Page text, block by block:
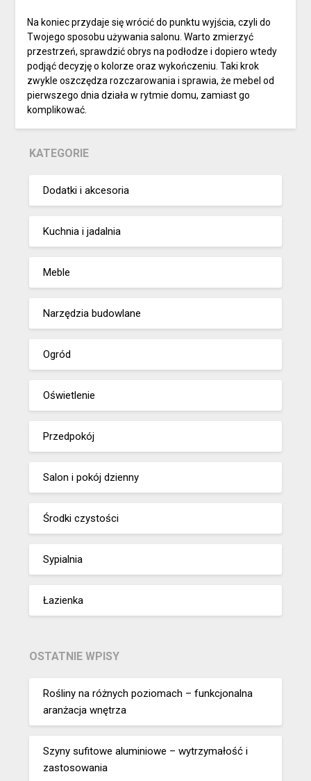
Na koniec przydaje się wrócić do punktu wyjścia, czyli do
Twojego sposobu używania salonu. Warto zmierzyć
przestrzeń, sprawdzić obrys na podłodze i dopiero wtedy
podjąć decyzję o kolorze oraz wykończeniu. Taki krok
zwykle oszczędza rozczarowania i sprawia, że mebel od
pierwszego dnia działa w rytmie domu, zamiast go
komplikować.
KATEGORIE
Dodatki i akcesoria
Kuchnia i jadalnia
Meble
Narzędzia budowlane
Ogród
Oświetlenie
Przedpokój
Salon i pokój dzienny
Środki czystości
Sypialnia
Łazienka
OSTATNIE WPISY
Rośliny na różnych poziomach – funkcjonalna
aranżacja wnętrza
Szyny sufitowe aluminiowe – wytrzymałość i
zastosowania